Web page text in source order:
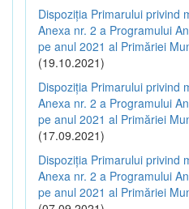
Dispoziția Primarului privind
Anexa nr. 2 a Programului
pe anul 2021 al Primăriei
(19.10.2021)
Dispoziția Primarului privind
Anexa nr. 2 a Programului
pe anul 2021 al Primăriei
(17.09.2021)
Dispoziția Primarului privind
Anexa nr. 2 a Programului
pe anul 2021 al Primăriei